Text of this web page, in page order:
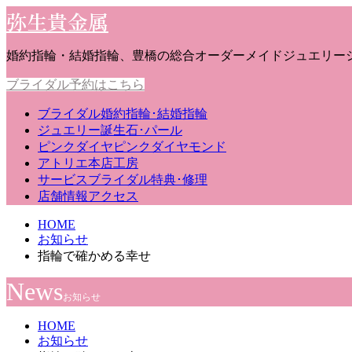
弥生貴金属
婚約指輪・結婚指輪、豊橋の総合オーダーメイドジュエリー
ブライダル予約はこちら
ブライダル婚約指輪･結婚指輪
ジュエリー誕生石･パール
ピンクダイヤ ピンクダイヤモンド
アトリエ本店工房
サービスブライダル特典･修理
店舗情報アクセス
HOME
お知らせ
指輪で確かめる幸せ
Newsお知らせ
HOME
お知らせ